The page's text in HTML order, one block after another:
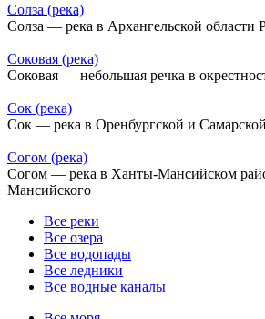
Солза (река)
Солза — река в Архангельской области
Соковая (река)
Соковая — небольшая речка в
Сок (река)
Сок — река в Оренбургской и
Согом (река)
Согом — река в Ханты-Мансийском
Мансийского
Все реки
Все озера
Все водопады
Все ледники
Все водные каналы